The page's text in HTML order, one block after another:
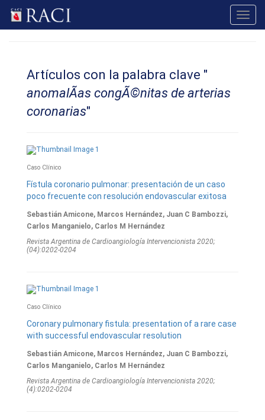
Artículos con la palabra clave "
anomalÃ­as congÃ©nitas de arterias
coronarias"
Caso Clínico
Fístula coronario pulmonar: presentación de un caso
poco frecuente con resolución endovascular exitosa
Sebastián Amicone, Marcos Hernández, Juan C Bambozzi,
Carlos Manganielo, Carlos M Hernández
Revista Argentina de Cardioangiologí­a Intervencionista 2020;
(04):0202-0204
Caso Clínico
Coronary pulmonary fistula: presentation of a rare case
with successful endovascular resolution
Sebastián Amicone, Marcos Hernández, Juan C Bambozzi,
Carlos Manganielo, Carlos M Hernández
Revista Argentina de Cardioangiologí­a Intervencionista 2020;
(4):0202-0204